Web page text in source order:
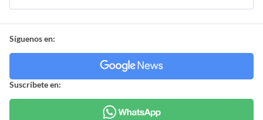
Síguenos en:
Suscríbete en: